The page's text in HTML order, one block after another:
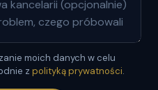
moich danych w celu
z polityką prywatności.